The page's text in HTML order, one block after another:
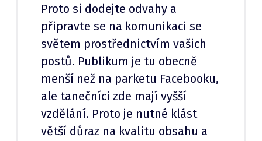
Proto si dodejte odvahy a
připravte se na komunikaci se
světem prostřednictvím vašich
postů. Publikum je tu obecně
menší než na parketu Facebooku,
ale tanečníci zde mají vyšší
vzdělání. Proto je nutné klást
větší důraz na kvalitu obsahu a